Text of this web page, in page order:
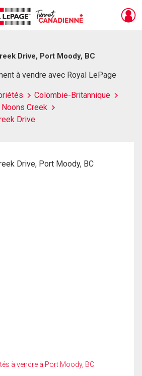
Drive, Port Moody, BC
à vendre avec Royal LePage
Colombie-Britannique
Noons Creek
Drive
à vendre à Port Moody, BC